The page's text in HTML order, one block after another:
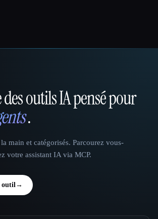
outils IA pensé pour
.
main et catégorisés. Parcourez vous-
votre assistant IA via MCP.
outil→